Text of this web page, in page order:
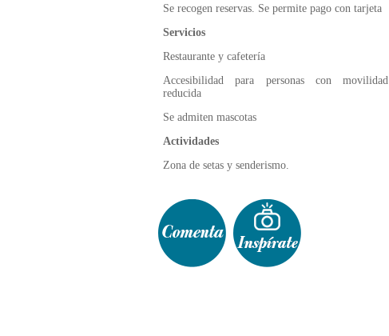
Se recogen reservas. Se permite pago con tarjeta
Servicios
Restaurante y cafetería
Accesibilidad para personas con movilidad
reducida
Se admiten mascotas
Actividades
Zona de setas y senderismo.